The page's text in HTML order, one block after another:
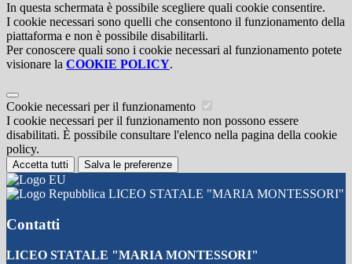
In questa schermata è possibile scegliere quali cookie consentire.
I cookie necessari sono quelli che consentono il funzionamento della
piattaforma e non è possibile disabilitarli.
Per conoscere quali sono i cookie necessari al funzionamento potete
visionare la COOKIE POLICY.
Cookie necessari per il funzionamento
I cookie necessari per il funzionamento non possono essere
disabilitati. È possibile consultare l'elenco nella pagina della cookie
policy.
Accetta tutti Salva le preferenze
LICEO STATALE "MARIA MONTESSORI"
Contatti
LICEO STATALE "MARIA MONTESSORI"